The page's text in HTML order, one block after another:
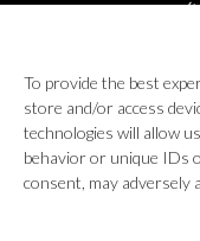
To provide the best
store and/or access
technologies will allow
behavior or unique IDs
consent, may adversely